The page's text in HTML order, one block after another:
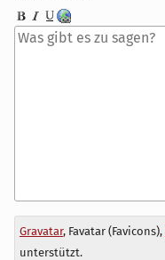
Antwort
zu
Gravatar, Favatar (Favicons),
unterstützt.